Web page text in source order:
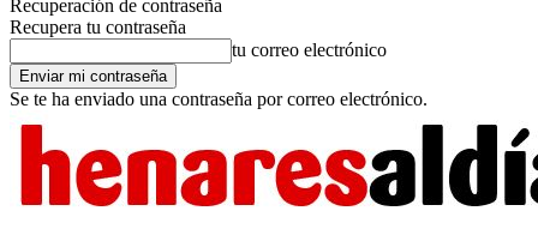
Recuperación de contraseña
Recupera tu contraseña
tu correo electrónico
Se te ha enviado una contraseña por correo electrónico.